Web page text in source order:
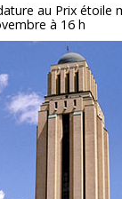
au Prix étoile
à 16 h